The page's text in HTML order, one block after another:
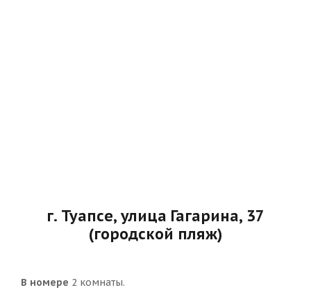
г. Туапсе, улица Гагарина, 37
(городской пляж)
В номере 2 комнаты.